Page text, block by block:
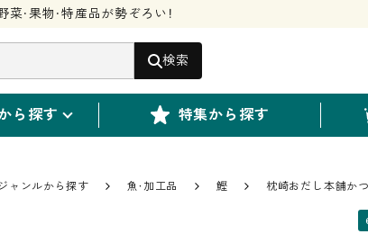
・果物・特産品が勢ぞろい！
検索
ら探す 特集から探す
ャンルから探す 魚・加工品 鰹 枕崎おだし本舗か